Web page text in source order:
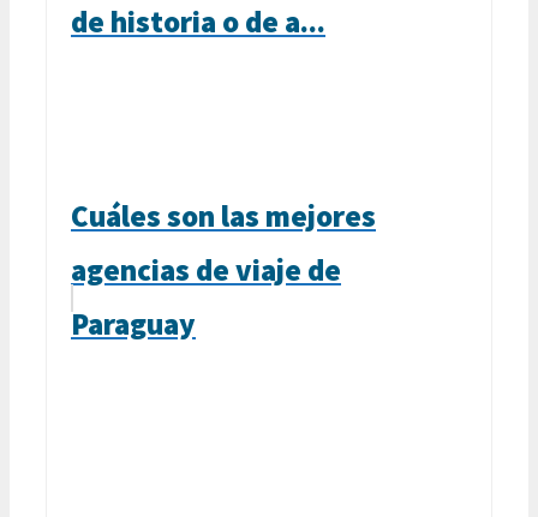
de historia o de a...
Cuáles son las mejores
agencias de viaje de
Paraguay